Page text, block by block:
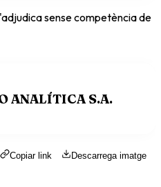
sense competència de
ANALÍTICA S.A.
Copiar link Descarrega imatge